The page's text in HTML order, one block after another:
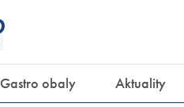
Gastro obaly Aktuality